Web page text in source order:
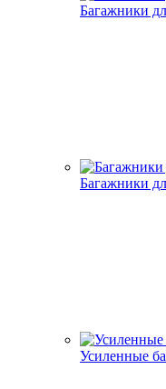
Багажники
Багажники
Усиленные